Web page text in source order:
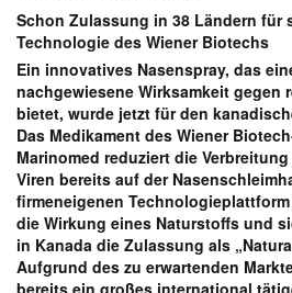
Schon Zulassung in 38 Ländern für
Technologie des Wiener Biotechs
Ein innovatives Nasenspray, das
nachgewiesene Wirksamkeit gegen
bietet, wurde jetzt für den
Das Medikament des Wiener
Marinomed reduziert die
Viren bereits auf der
firmeneigenen
die Wirkung eines Naturstoffs und
in Kanada die Zulassung als
Aufgrund des zu erwartenden
bereits ein großes international